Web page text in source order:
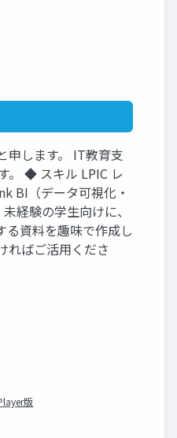
申します。 IT教育支
。 ◆ スキル LPIC レ
BI（データ可視化・
経験の学生向けに、
る資料を趣味で作成し
ればご活用くださ
版